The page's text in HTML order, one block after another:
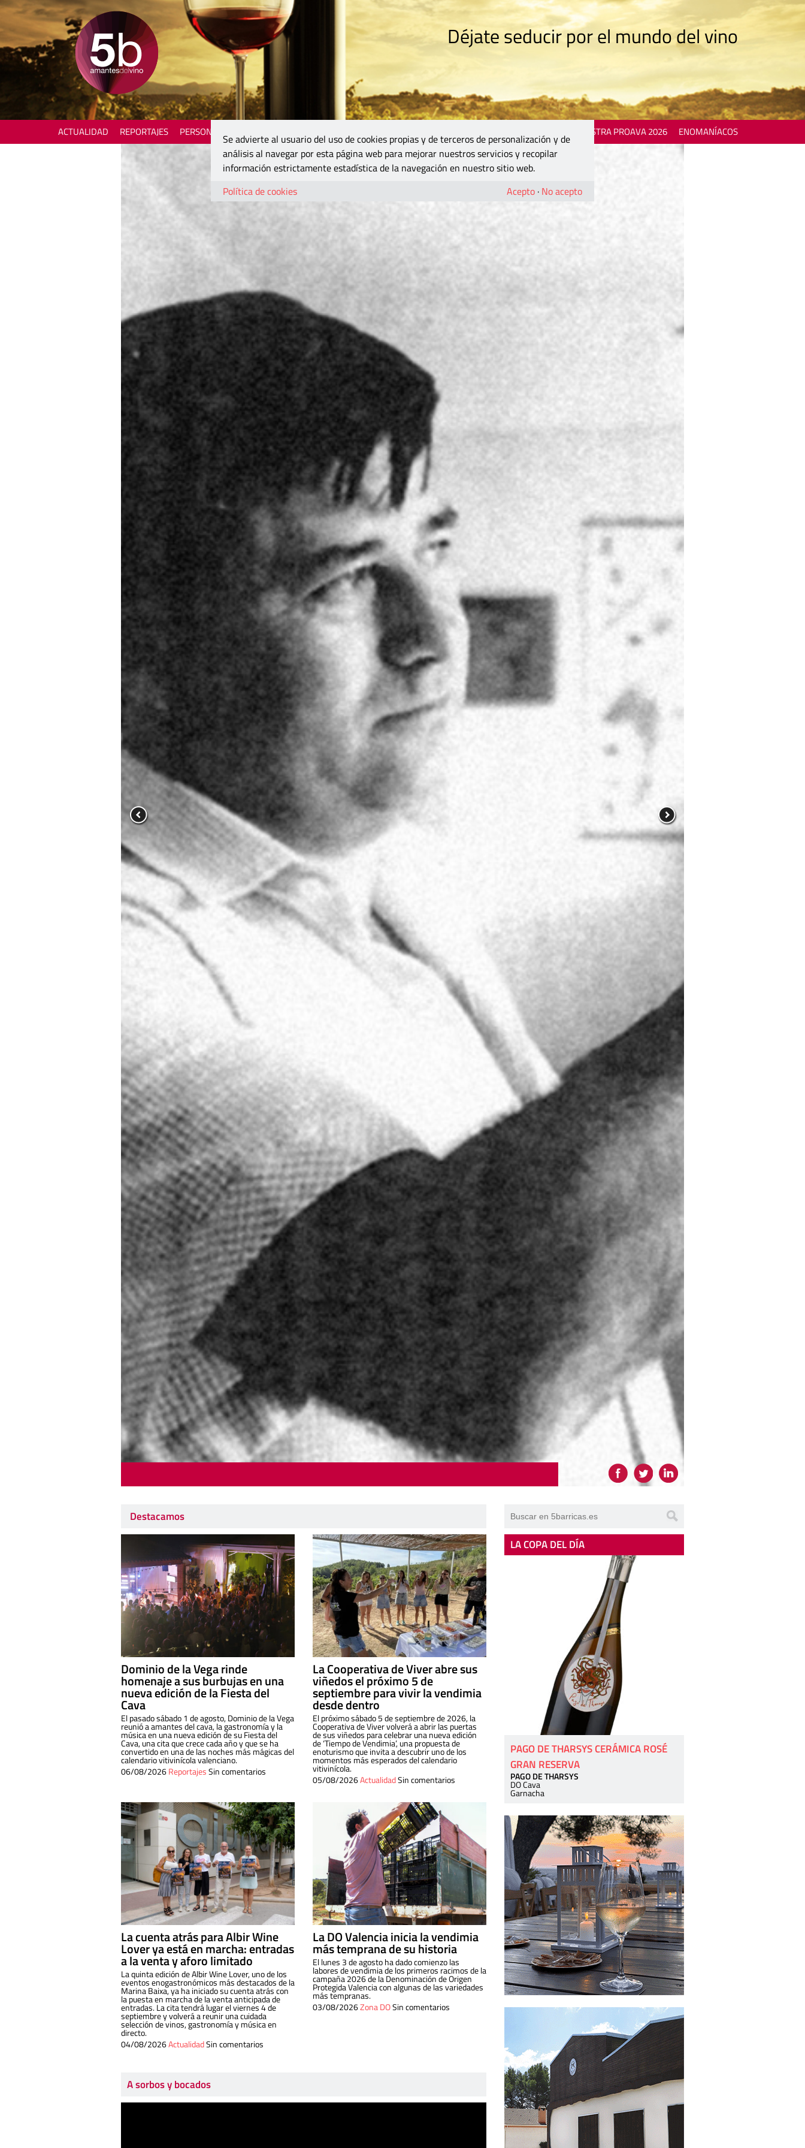
Déjate seducir por el mundo del vino
ACTUALIDAD REPORTAJES PERSONAJES MOSTRA PROAVA 2026 ENOMANÍACOS
Destacamos
Dominio de la Vega rinde
homenaje a sus burbujas en una
nueva edición de la Fiesta del
Cava
El pasado sábado 1 de agosto, Dominio de la Vega
reunió a amantes del cava, la gastronomía y la
música en una nueva edición de su Fiesta del
Cava, una cita que crece cada año y que se ha
convertido en una de las noches más mágicas del
calendario vitivinícola valenciano.
06/08/2026ReportajesSin comentarios
La Cooperativa de Viver abre sus
viñedos el próximo 5 de
septiembre para vivir la vendimia
desde dentro
El próximo sábado 5 de septiembre de 2026, la
Cooperativa de Viver volverá a abrir las puertas
de sus viñedos para celebrar una nueva edición
de ‘Tiempo de Vendimia’, una propuesta de
enoturismo que invita a descubrir uno de los
momentos más esperados del calendario
vitivinícola.
05/08/2026ActualidadSin comentarios
La cuenta atrás para Albir Wine
Lover ya está en marcha: entradas
a la venta y aforo limitado
La quinta edición de Albir Wine Lover, uno de los
eventos enogastronómicos más destacados de la
Marina Baixa, ya ha iniciado su cuenta atrás con
la puesta en marcha de la venta anticipada de
entradas. La cita tendrá lugar el viernes 4 de
septiembre y volverá a reunir una cuidada
selección de vinos, gastronomía y música en
directo.
04/08/2026ActualidadSin comentarios
La DO Valencia inicia la vendimia
más temprana de su historia
El lunes 3 de agosto ha dado comienzo las
labores de vendimia de los primeros racimos de la
campaña 2026 de la Denominación de Origen
Protegida Valencia con algunas de las variedades
más tempranas.
03/08/2026Zona DOSin comentarios
A sorbos y bocados
LA COPA DEL DÍA
PAGO DE THARSYS CERÁMICA ROSÉ
GRAN RESERVA
PAGO DE THARSYS
DO Cava
Garnacha
Se advierte al usuario del uso de cookies propias y de terceros de personalización y de
análisis al navegar por esta página web para mejorar nuestros servicios y recopilar
información estrictamente estadística de la navegación en nuestro sitio web.
Política de cookies
Acepto · No acepto